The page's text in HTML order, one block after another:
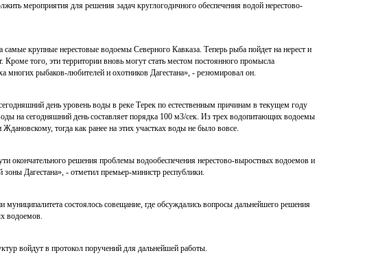
мероприятия для решения задач круглогодичного обеспечения водой нерестово-
самые крупные нерестовые водоемы Северного Кавказа. Теперь рыба пойдет на нерест и
того, эти территории вновь могут стать местом постоянного промысла
многих рыбаков-любителей и охотников Дагестана», - резюмировал он.
день уровень воды в реке Терек по естественным причинам в текущем году
на сегодняшний день составляет порядка 100 м3/сек. Из трех водопитающих водоемы
тогда как ранее на этих участках воды не было вовсе.
окончательного решения проблемы водообеспечения нерестово-выростных водоемов и
зоны Дагестана», - отметил премьер-министр республики.
состоялось совещание, где обсуждались вопросы дальнейшего решения
водоемов.
войдут в протокол поручений для дальнейшей работы.